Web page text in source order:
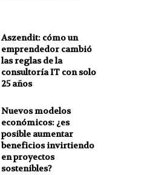
Aszendit: cómo un
emprendedor cambió
las reglas de la
consultoría IT con solo
25 años
Nuevos modelos
económicos: ¿es
posible aumentar
beneficios invirtiendo
en proyectos
sostenibles?